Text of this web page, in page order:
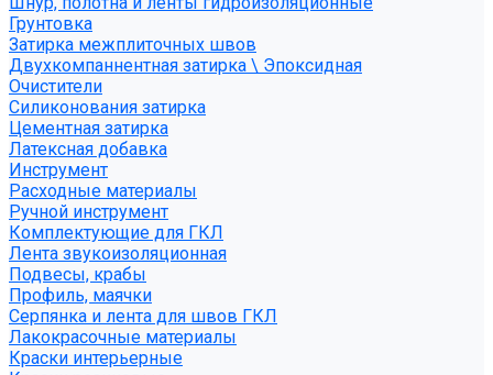
Грунтовка
Затирка межплиточных швов
Двухкомпаннентная затирка \ Эпоксидная
Очистители
Силиконования затирка
Цементная затирка
Латексная добавка
Инструмент
Расходные материалы
Ручной инструмент
Комплектующие для ГКЛ
Лента звукоизоляционная
Подвесы, крабы
Профиль, маячки
Серпянка и лента для швов ГКЛ
Лакокрасочные материалы
Краски интерьерные